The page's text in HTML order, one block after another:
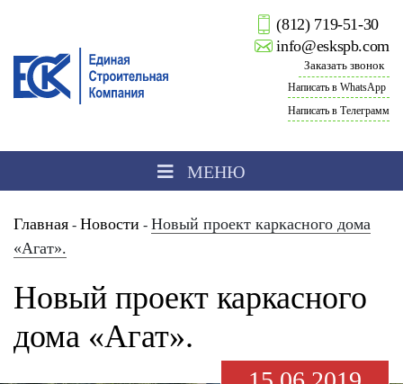
(812) 719-51-30
info@eskspb.com
Заказать звонок
Написать в WhatsApp
Написать в Телеграмм
МЕНЮ
Главная - Новости - Новый проект каркасного дома
«Агат».
Новый проект каркасного
дома «Агат».